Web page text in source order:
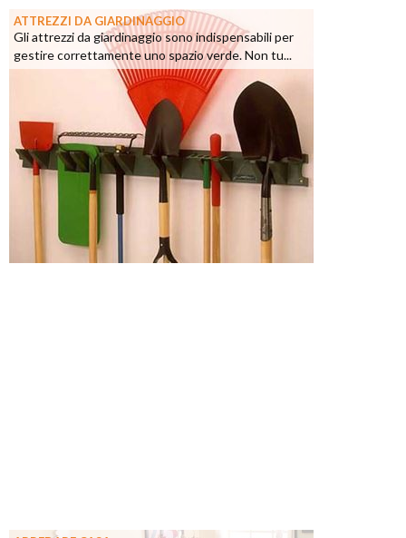
ATTREZZI DA GIARDINAGGIO
Gli attrezzi da giardinaggio sono indispensabili per
gestire correttamente uno spazio verde. Non tu...